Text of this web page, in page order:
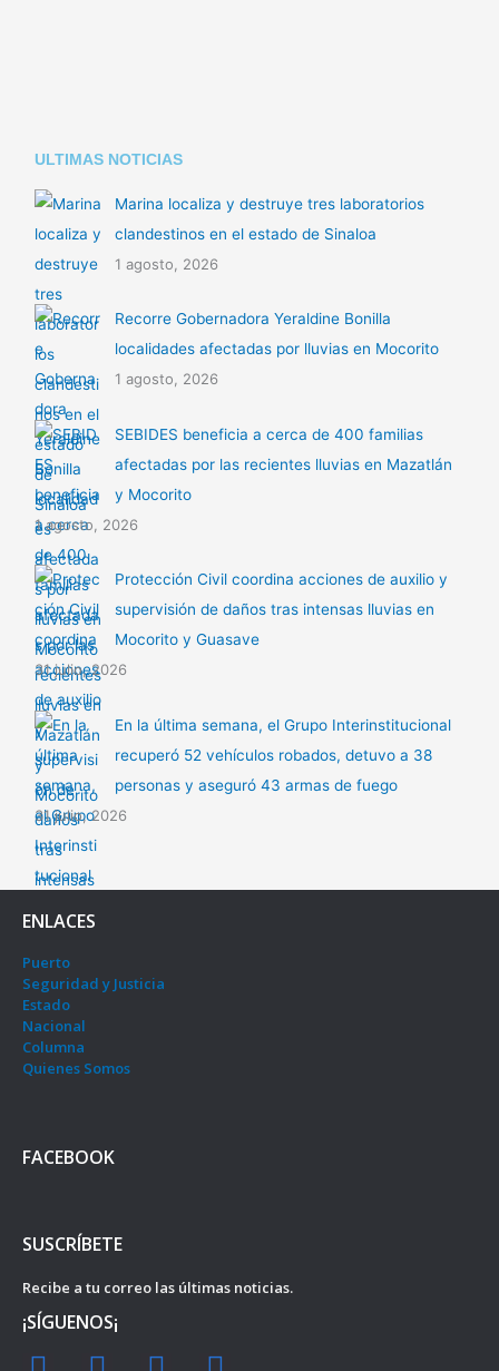
ULTIMAS NOTICIAS
Marina localiza y destruye tres laboratorios
clandestinos en el estado de Sinaloa
1 agosto, 2026
Recorre Gobernadora Yeraldine Bonilla
localidades afectadas por lluvias en Mocorito
1 agosto, 2026
SEBIDES beneficia a cerca de 400 familias
afectadas por las recientes lluvias en Mazatlán
y Mocorito
1 agosto, 2026
Protección Civil coordina acciones de auxilio y
supervisión de daños tras intensas lluvias en
Mocorito y Guasave
31 julio, 2026
En la última semana, el Grupo Interinstitucional
recuperó 52 vehículos robados, detuvo a 38
personas y aseguró 43 armas de fuego
31 julio, 2026
ENLACES
Puerto
Seguridad y Justicia
Estado
Nacional
Columna
Quienes Somos
FACEBOOK
SUSCRÍBETE
Recibe a tu correo las últimas noticias.
¡SÍGUENOS¡